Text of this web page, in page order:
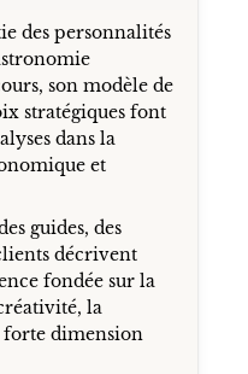
des personnalités
son modèle de
stratégiques font
dans la
et
guides, des
décrivent
fondée sur la
la
forte dimension